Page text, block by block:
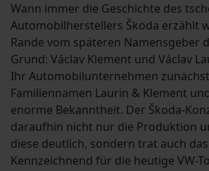
Wann immer die Geschichte des
Automobilherstellers Škoda erzählt
Rande vom späteren Namensgeber
Grund: Václav Klement und Václav
Ihr Automobilunternehmen
Familiennamen Laurin & Klement
enorme Bekanntheit. Der Škoda-
daraufhin nicht nur die Produktion
diese deutlich, sondern trat auch
Kennzeichnend für die heutige VW-